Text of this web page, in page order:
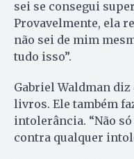
sei se consegui
Provavelmente, ela
não sei de mim
tudo isso”.
Gabriel Waldman
livros. Ele também
intolerância. “Não
contra qualquer